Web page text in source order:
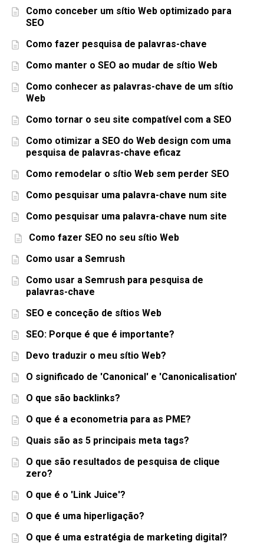
Como conceber um sítio Web optimizado para
SEO
Como fazer pesquisa de palavras-chave
Como manter o SEO ao mudar de sítio Web
Como conhecer as palavras-chave de um sítio
Web
Como tornar o seu site compatível com a SEO
Como otimizar a SEO do Web design com uma
pesquisa de palavras-chave eficaz
Como remodelar o sítio Web sem perder SEO
Como pesquisar uma palavra-chave num site
Como pesquisar uma palavra-chave num site
Como fazer SEO no seu sítio Web
Como usar a Semrush
Como usar a Semrush para pesquisa de
palavras-chave
SEO e conceção de sítios Web
SEO: Porque é que é importante?
Devo traduzir o meu sítio Web?
O significado de 'Canonical' e 'Canonicalisation'
O que são backlinks?
O que é a econometria para as PME?
Quais são as 5 principais meta tags?
O que são resultados de pesquisa de clique
zero?
O que é o 'Link Juice'?
O que é uma hiperligação?
O que é uma estratégia de marketing digital?